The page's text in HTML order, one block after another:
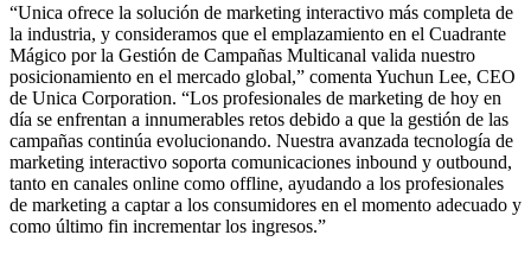
“Unica ofrece la solución de marketing interactivo más completa de
la industria, y consideramos que el emplazamiento en el Cuadrante
Mágico por la Gestión de Campañas Multicanal valida nuestro
posicionamiento en el mercado global,” comenta Yuchun Lee, CEO
de Unica Corporation. “Los profesionales de marketing de hoy en
día se enfrentan a innumerables retos debido a que la gestión de las
campañas continúa evolucionando. Nuestra avanzada tecnología de
marketing interactivo soporta comunicaciones inbound y outbound,
tanto en canales online como offline, ayudando a los profesionales
de marketing a captar a los consumidores en el momento adecuado y
como último fin incrementar los ingresos.”